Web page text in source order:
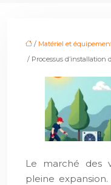
/ Matériel et
/ Processus d’installation
Le marché des
pleine